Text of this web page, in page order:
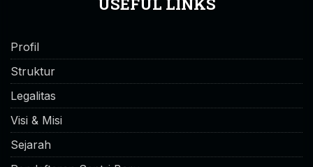
Profil
Struktur
Legalitas
Visi & Misi
Sejarah